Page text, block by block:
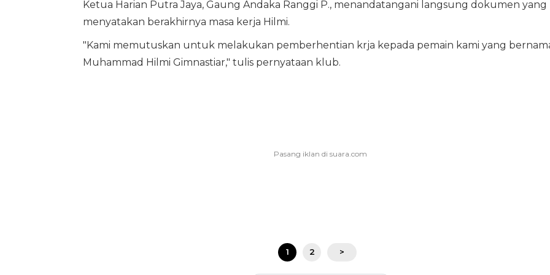
Ketua Harian Putra Jaya, Gaung Andaka Ranggi P., menandatangani langsung dokumen yang
menyatakan berakhirnya masa kerja Hilmi.
"Kami memutuskan untuk melakukan pemberhentian krja kepada pemain kami yang
Muhammad Hilmi Gimnastiar," tulis pernyataan klub.
1 2 >